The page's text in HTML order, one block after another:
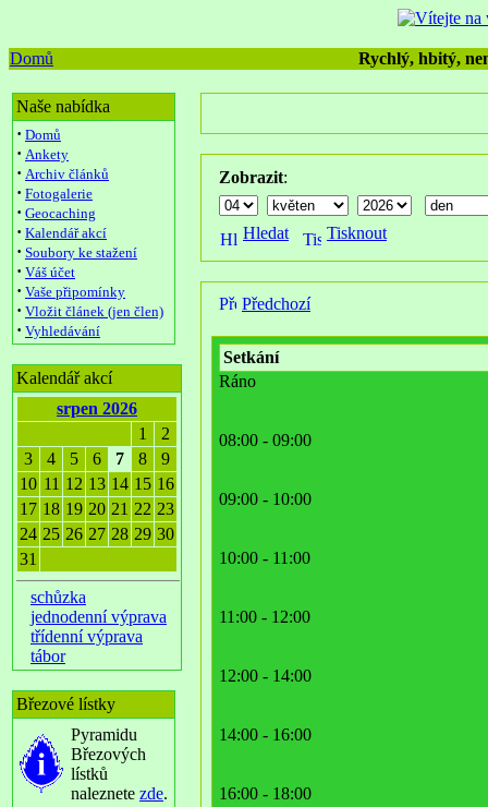
Domů Rychlý, hbitý,
Naše nabídka
· Domů
· Ankety
· Archiv článků
· Fotogalerie
· Geocaching
· Kalendář akcí
· Soubory ke stažení
· Váš účet
· Vaše připomínky
· Vložit článek (jen člen)
· Vyhledávání
Kalendář akcí
srpen 2026
1
2
3
4 5 6 7 8
9
10 11 12 13 14 15 16
17 18 19 20 21 22 23
24 25 26 27 28 29 30
31
schůzka
jednodenní výprava
třídenní výprava
tábor
Březové lístky
Pyramidu
Březových
lístků
naleznete zde.
Zobrazit:
Hledat Tisknout
Předchozí
Setkání
Ráno
08:00 - 09:00
09:00 - 10:00
10:00 - 11:00
11:00 - 12:00
12:00 - 14:00
14:00 - 16:00
16:00 - 18:00